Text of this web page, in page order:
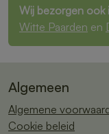
Wij bezorgen ook
Witte Paarden en
Algemeen
Algemene
Cookie beleid